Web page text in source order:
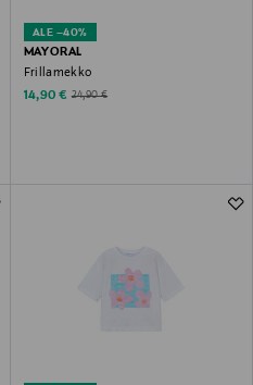
ALE –40%
MAYORAL
Frillamekko
Discounted Price
14,90 € Original Price
24,90 €